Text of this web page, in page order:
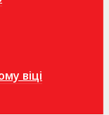
віці